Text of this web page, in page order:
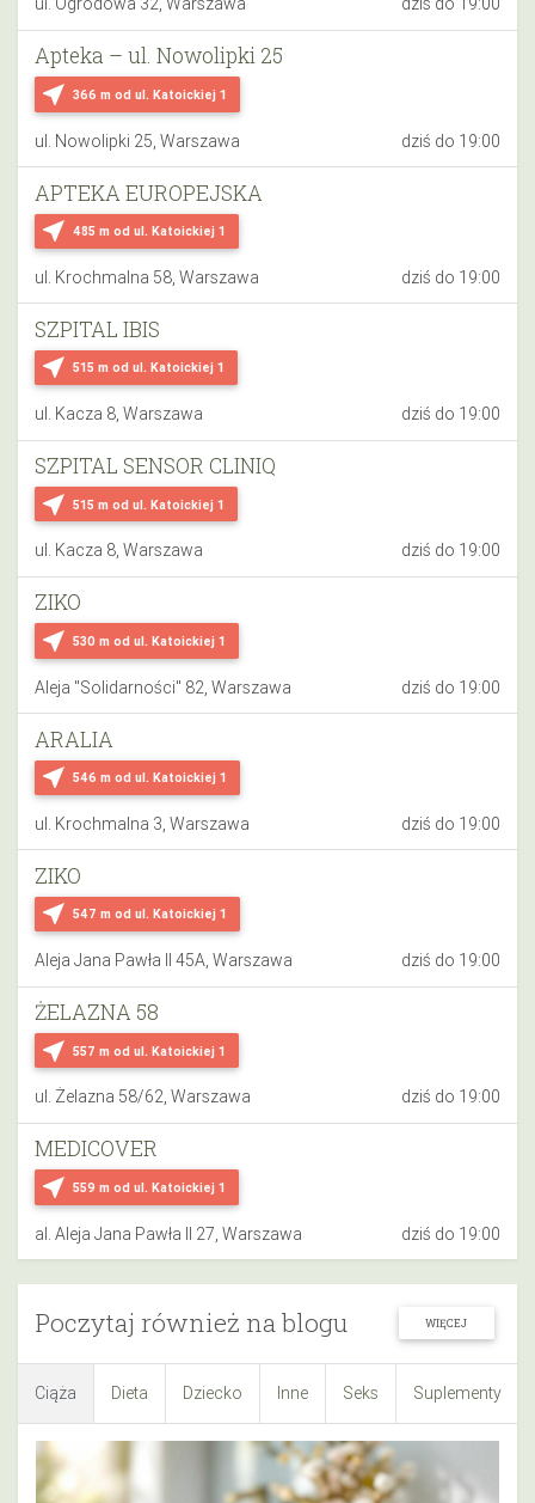
near_me 366 m od ul. Katoickiej 1
Apteka – ul. Nowolipki 25
ul. Nowolipki 25, Warszawa dziś do 19:00
near_me 485 m od ul. Katoickiej 1
APTEKA EUROPEJSKA
ul. Krochmalna 58, Warszawa dziś do 19:00
near_me 515 m od ul. Katoickiej 1
SZPITAL IBIS
ul. Kacza 8, Warszawa dziś do 19:00
near_me 515 m od ul. Katoickiej 1
SZPITAL SENSOR CLINIQ
ul. Kacza 8, Warszawa dziś do 19:00
near_me 530 m od ul. Katoickiej 1
ZIKO
Aleja "Solidarności" 82, Warszawa dziś do 19:00
near_me 546 m od ul. Katoickiej 1
ARALIA
ul. Krochmalna 3, Warszawa dziś do 19:00
near_me 547 m od ul. Katoickiej 1
ZIKO
Aleja Jana Pawła II 45A, Warszawa dziś do 19:00
near_me 557 m od ul. Katoickiej 1
ŻELAZNA 58
ul. Żelazna 58/62, Warszawa dziś do 19:00
near_me 559 m od ul. Katoickiej 1
MEDICOVER
al. Aleja Jana Pawła II 27, Warszawa dziś do 19:00
Poczytaj również na blogu WIĘCEJ
Ciąża Dieta Dziecko Inne Seks Suplementy